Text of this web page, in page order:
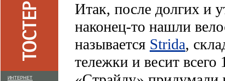
ИНТЕРНЕТ
Итак, после долгих и
наконец-то нашли
называется Strida,
тележки и весит